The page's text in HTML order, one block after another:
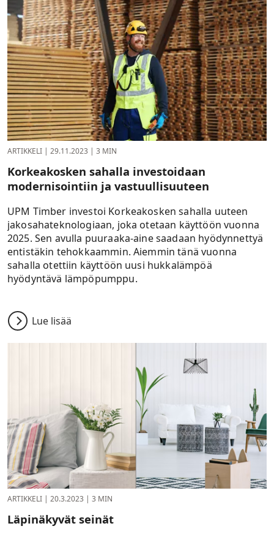
ARTIKKELI | 29.11.2023 | 3 MIN
Korkeakosken sahalla investoidaan
modernisointiin ja vastuullisuuteen
UPM Timber investoi Korkeakosken sahalla uuteen
jakosahateknologiaan, joka otetaan käyttöön vuonna
2025. Sen avulla puuraaka-aine saadaan hyödynnettyä
entistäkin tehokkaammin. Aiemmin tänä vuonna
sahalla otettiin käyttöön uusi hukkalämpöä
hyödyntävä lämpöpumppu.
Lue lisää
ARTIKKELI 20.3.2023 3 MIN
Läpinäkyvät seinät